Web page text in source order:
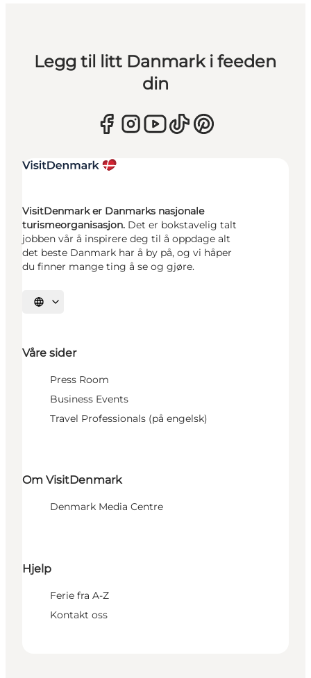
Legg til litt Danmark i feeden
din
VisitDenmark er Danmarks nasjonale
turismeorganisasjon. Det er bokstavelig talt
jobben vår å inspirere deg til å oppdage alt
det beste Danmark har å by på, og vi håper
du finner mange ting å se og gjøre.
Velg språk
Våre sider
Press Room
Business Events
Travel Professionals (på engelsk)
Om VisitDenmark
Denmark Media Centre
Hjelp
Ferie fra A-Z
Kontakt oss